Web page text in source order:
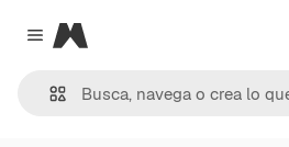
Close menu
Magnific